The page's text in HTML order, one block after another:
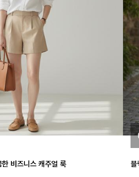
비즈니스 캐주얼 룩 블